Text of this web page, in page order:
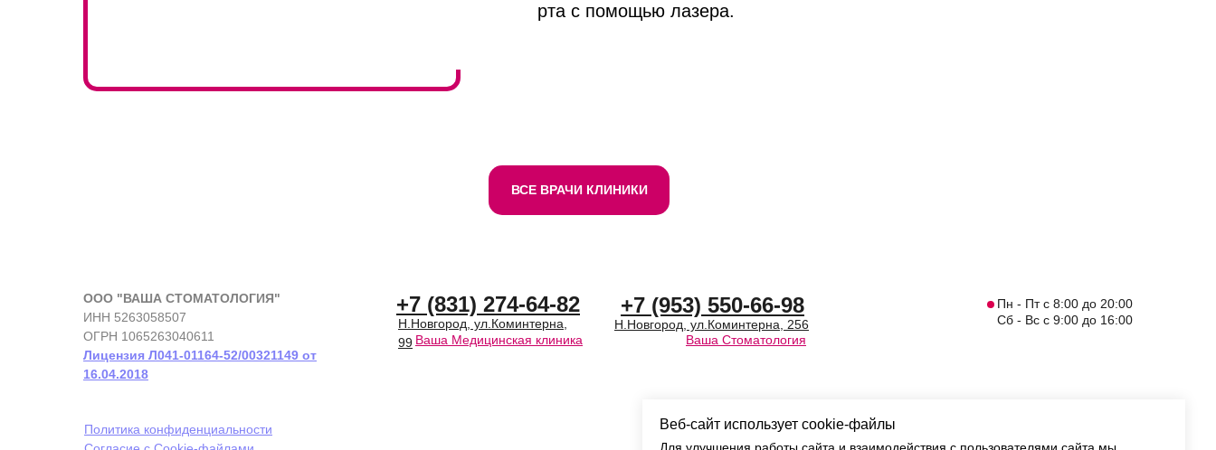
рта с помощью лазера.
ВСЕ ВРАЧИ КЛИНИКИ
+7 (831) 274-64-82
Пн - Пт с 8:00 до 20:00
Сб - Вс с 9:00 до 16:00
Н.Новгород, ул.Коминтерна,
99 Ваша Медицинская клиника Ваша Стоматология
+7 (953) 550-66-98
Н.Новгород, ул.Коминтерна, 256
ООО "ВАША СТОМАТОЛОГИЯ"
ИНН 5263058507
ОГРН 1065263040611
Лицензия Л041-01164-52/00321149 от
16.04.2018
Политика конфиденциальности
Веб-сайт использует cookie-файлы